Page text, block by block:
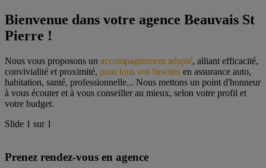
Bienvenue dans votre agence Beauvais St
Pierre !
Nous vous proposons un accompagnement adapté, alliant efficacité,
convivialité et proximité, pour tous vos besoins en assurance auto,
habitation, santé, professionnelle... Nous mettons un point d'honneur
à vous écouter et à vous conseiller au mieux, selon votre profil et
votre budget.
Slide 1 sur 1
Prenez rendez-vous en agence